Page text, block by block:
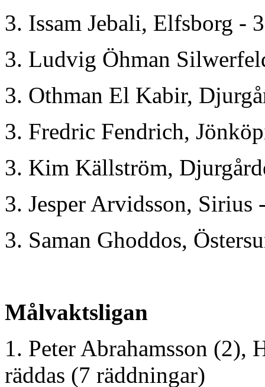
3. Issam Jebali, Elfsborg - 3
3. Ludvig Öhman
3. Othman El Kabir,
3. Fredric Fendrich,
3. Kim Källström,
3. Jesper Arvidsson, Sirius
3. Saman Ghoddos,
Målvaktsligan
1. Peter Abrahamsson (2),
räddas (7 räddningar)